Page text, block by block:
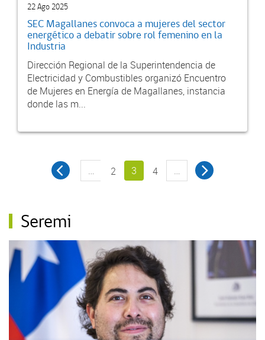
22 Ago 2025
SEC Magallanes convoca a mujeres del sector
energético a debatir sobre rol femenino en la
Industria
Dirección Regional de la Superintendencia de
Electricidad y Combustibles organizó Encuentro
de Mujeres en Energía de Magallanes, instancia
donde las m...
… 2 3 4 …
Seremi